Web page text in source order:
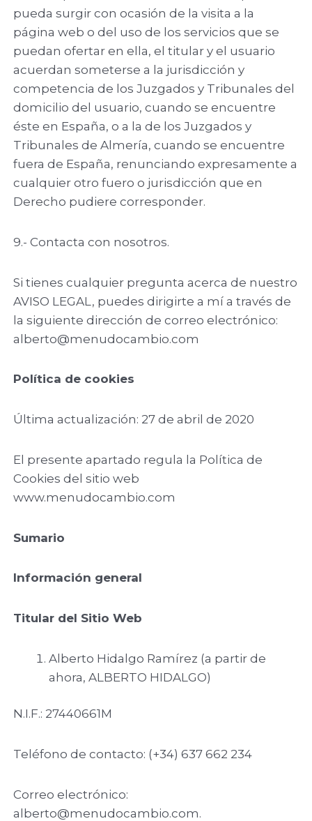
pueda surgir con ocasión de la visita a la
página web o del uso de los servicios que se
puedan ofertar en ella, el titular y el usuario
acuerdan someterse a la jurisdicción y
competencia de los Juzgados y Tribunales del
domicilio del usuario, cuando se encuentre
éste en España, o a la de los Juzgados y
Tribunales de Almería, cuando se encuentre
fuera de España, renunciando expresamente a
cualquier otro fuero o jurisdicción que en
Derecho pudiere corresponder.
9.- Contacta con nosotros.
Si tienes cualquier pregunta acerca de nuestro
AVISO LEGAL, puedes dirigirte a mí a través de
la siguiente dirección de correo electrónico:
alberto@menudocambio.com
Política de cookies
Última actualización: 27 de abril de 2020
El presente apartado regula la Política de
Cookies del sitio web
www.menudocambio.com
Sumario
Información general
Titular del Sitio Web
Alberto Hidalgo Ramírez (a partir de
ahora, ALBERTO HIDALGO)
N.I.F.: 27440661M
Teléfono de contacto: (+34) 637 662 234
Correo electrónico:
alberto@menudocambio.com.